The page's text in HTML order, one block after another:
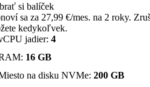
si balíček
sa za 27,99 €/mes. na 2 roky.
kedykoľvek.
jadier: 4
16 GB
na disku NVMe: 200 GB